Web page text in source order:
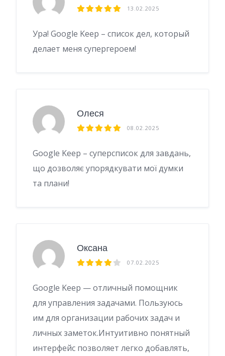
13.02.2025
Ура! Google Keep – список дел, который
делает меня супергероем!
Олеся
08.02.2025
Google Keep – суперсписок для завдань,
що дозволяє упорядкувати мої думки
та плани!
Оксана
07.02.2025
Google Keep — отличный помощник
для управления задачами. Пользуюсь
им для организации рабочих задач и
личных заметок.Интуитивно понятный
интерфейс позволяет легко добавлять,